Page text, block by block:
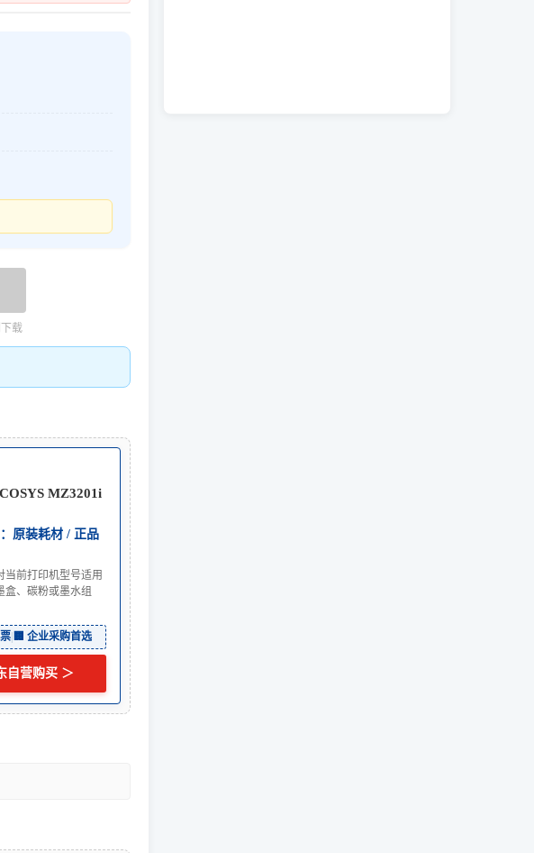
载
MZ3201i
原装耗材 / 正品
当前打印机型号适用
盒、碳粉或墨水组
🏢 企业采购首选
自营购买 ＞